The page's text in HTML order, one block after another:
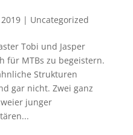
| Uncategorized
Tobi und Jasper
für MTBs zu begeistern.
Strukturen
gar nicht. Zwei ganz
junger